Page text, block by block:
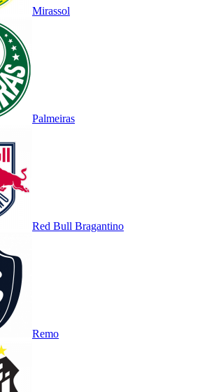
Mirassol
Palmeiras
Red Bull Bragantino
Remo